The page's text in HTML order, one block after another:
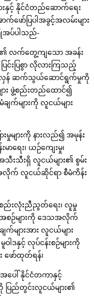
ျားနှင့် နိုင်ငံတည်ဆောက်ရေး
ဖော်ပြပါအခွင့်အလမ်းများ
ပြုအပ်ပါသည်-
၏ လက်တွေ့ကျသော အခန်း
ြင်းပြစွာ လိုလားကြသည့်
အလှန် ဆက်သွယ်ဆောင်ရွက်မှုကို
း ဖွဲ့စည်းတည်ထောင်၍
က်များကို လူငယ်များ
းမှုများကို နားလည်၍ အမုန်း
ာရေး၊ ယဉ်ကျေးမှု၊
အသီးသီးရှိ လူငယ်များ၏ စွမ်း
လိုက် လူငယ်ဆိုင်ရာ စီမံကိန်း
စည်းလုံးညီညွတ်ရေး၊ လူမှု
စဉ်များကို ဒေသအလိုက်
က်များအား လူငယ်များ
ဒနှင့် လုပ်ငန်းစဉ်များကို
ဖော်ထုတ်ရန်၊
းအပေါ် နိုင်ငံတကာနှင့်
ပြည်တွင်းလူငယ်များ၏